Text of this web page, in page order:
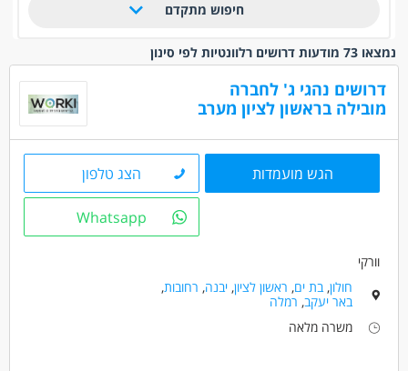
חיפוש מתקדם
נמצאו 73 מודעות דרושים רלוונטיות לפי סינון
דרושים נהגי ג' לחברה
מובילה בראשון לציון מערב
הגש מועמדות הצג טלפון
Whatsapp
וורקי
חולון,בת ים, ראשון לציון,יבנה, רחובות,
באר יעקב, רמלה
משרה מלאה